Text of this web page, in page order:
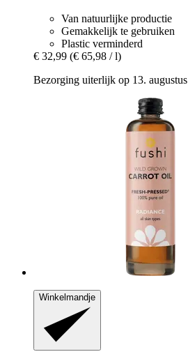
Van natuurlijke productie
Gemakkelijk te gebruiken
Plastic verminderd
€ 32,99 (€ 65,98 / l)
Bezorging uiterlijk op 13. augustus
Winkelmandje